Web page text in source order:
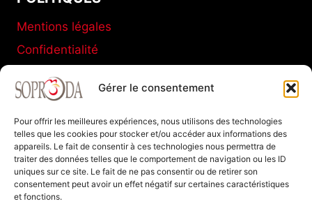
Gérer le consentement
Pour offrir les meilleures expériences, nous utilisons des technologies
telles que les cookies pour stocker et/ou accéder aux informations des
appareils. Le fait de consentir à ces technologies nous permettra de
traiter des données telles que le comportement de navigation ou les ID
uniques sur ce site. Le fait de ne pas consentir ou de retirer son
consentement peut avoir un effet négatif sur certaines caractéristiques
et fonctions.
Mentions légales
Confidentialité
Conditions générales de vente
Politique de cookies (UE)
SOPRODA
11 C Boulevard de La Marne
77120 Coulommiers FRANCE